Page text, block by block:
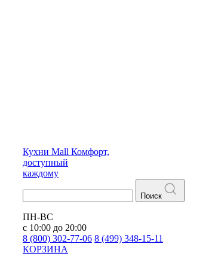
Кухни Mall Комфорт,
доступный
каждому
Поиск
ПН-ВС
с 10:00 до 20:00
8 (800) 302-77-06 8 (499) 348-15-11
КОРЗИНА